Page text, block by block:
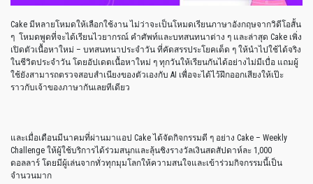
Cake มีหลายโหมดให้เลือกใช้งาน ไม่ว่าจะเป็นโหมดเรียนภาษาอังกฤษจากวิดีโอสั้น
ๆ โหมดพูดที่จะได้เรียนไวยากรณ์ คำศัพท์และบทสนทนาต่าง ๆ และล่าสุด Cake เพิ่ง
เปิดตัวเนื้อหาใหม่ – บทสนทนาประจำวัน ที่คัดสรรประโยคเด็ด ๆ ให้นำไปใช้ได้จริง
ในชีวิตประจำวัน โดยอัปเดตเนื้อหาใหม่ ๆ ทุกวันให้เรียนกันได้อย่างไม่มีเบื่อ แถมผู้
ใช้ยังสามารถตรวจสอบสำเนียงของตัวเองกับ AI เพื่อจะได้ไว้ฝึกออกเสียงให้เป๊ะ
ราวกับเจ้าของภาษากันเลยทีเดียว
และเมื่อเดือนมีนาคมที่ผ่านมาแอป Cake ได้จัดกิจกรรมดี ๆ อย่าง Cake – Weekly
Challenge ให้ผู้ใช้บริการได้ร่วมสนุกและลุ้นชิงรางวัลเงินสดสัปดาห์ละ 1,000
ดอลลาร์ โดยมีผู้เล่นจากทั่วทุกมุมโลกให้ความสนใจและเข้าร่วมกิจกรรมนี้เป็น
จำนวนมาก